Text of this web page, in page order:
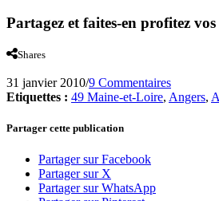
Partagez et faites-en profitez
Shares
31 janvier 2010/9 Commentaires
Etiquettes : 49 Maine-et-Loire, Angers,
Partager cette publication
Partager sur Facebook
Partager sur X
Partager sur WhatsApp